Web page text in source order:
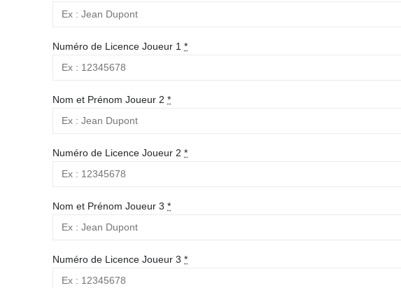
Numéro de Licence Joueur 1 *
Nom et Prénom Joueur 2 *
Numéro de Licence Joueur 2 *
Nom et Prénom Joueur 3 *
Numéro de Licence Joueur 3 *